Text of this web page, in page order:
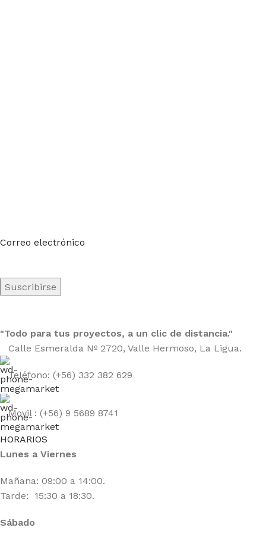
Correo electrónico
"Todo para tus proyectos, a un clic de distancia."
Calle Esmeralda Nº 2720, Valle Hermoso, La Ligua.
Teléfono: (+56) 332 382 629
Movil : (+56) 9 5689 8741
HORARIOS
Lunes a Viernes
Mañana: 09:00 a 14:00.
Tarde: 15:30 a 18:30.
Sábado